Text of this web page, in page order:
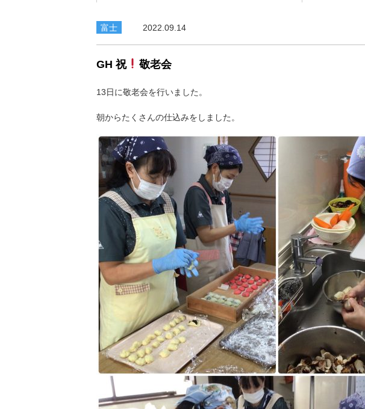
富士 2022.09.14
GH 祝 敬老会
13日に敬老会を行いました。
朝からたくさんの仕込みをしました。